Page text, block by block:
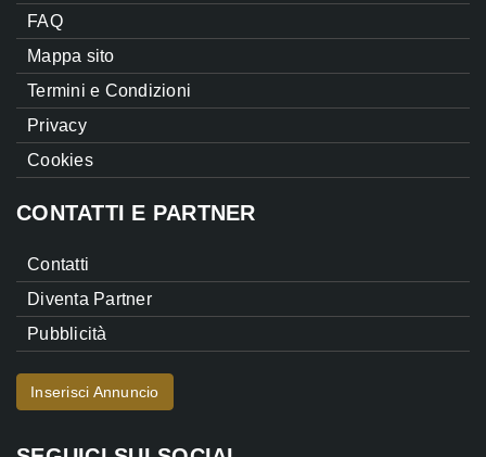
FAQ
Mappa sito
Termini e Condizioni
Privacy
Cookies
CONTATTI E PARTNER
Contatti
Diventa Partner
Pubblicità
Inserisci Annuncio